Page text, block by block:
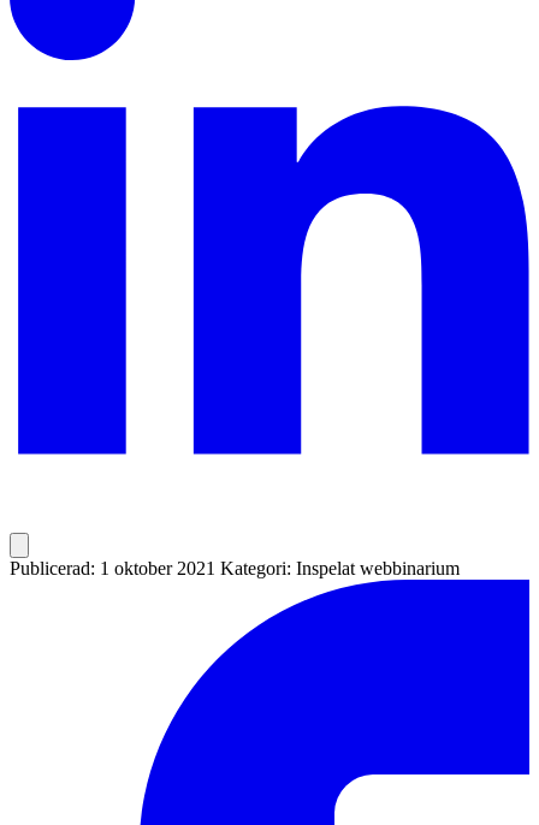
Publicerad: 1 oktober 2021 Kategori: Inspelat webbinarium